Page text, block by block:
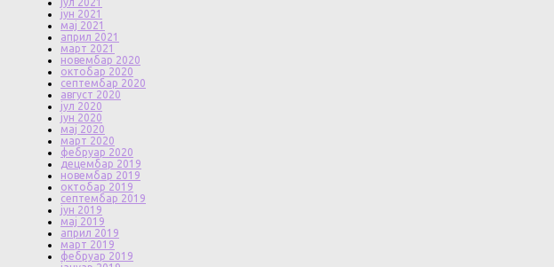
јун 2021
мај 2021
април 2021
март 2021
новембар 2020
октобар 2020
септембар 2020
август 2020
јул 2020
јун 2020
мај 2020
март 2020
фебруар 2020
децембар 2019
новембар 2019
октобар 2019
септембар 2019
јун 2019
мај 2019
април 2019
март 2019
фебруар 2019